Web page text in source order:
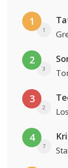
1
1
2
3
3
2
4
7